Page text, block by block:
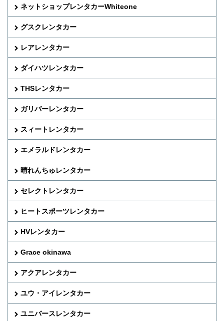
ネットショップレンタカーWhiteone
グスクレンタカー
レアレンタカー
ダイハツレンタカー
THSレンタカー
ガリバーレンタカー
スィートレンタカー
エメラルドレンタカー
晴れんちゅレンタカー
セレクトレンタカー
ヒートスポーツレンタカー
HVレンタカー
Grace okinawa
アクアレンタカー
ユウ・アイレンタカー
ユニバースレンタカー